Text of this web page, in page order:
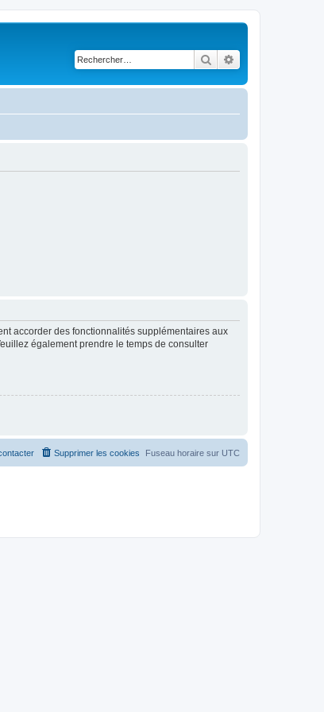
Rechercher
accorder des fonctionnalités supplémentaires aux
également prendre le temps de consulter
Fuseau horaire sur UTC
Supprimer les cookies